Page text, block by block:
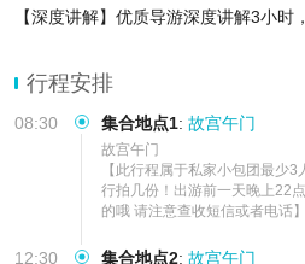
【深度讲解】优质导游深度讲解3小时
行程安排
08:30 集合地点1: 故宫午门
故宫午门
【此行程属于私家小包团最少
行拍几份！出游前一天晚上22
的哦 请注意查收短信或者电话】
12:30 集合地点2: 故宫午门